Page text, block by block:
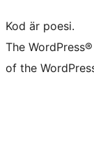
Kod är poesi.
The
of the